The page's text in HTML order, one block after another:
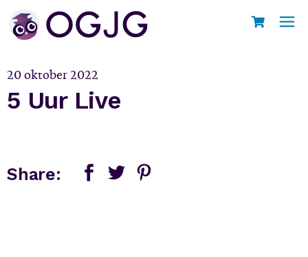
theHome 5 Uur Live
20 oktober 2022
5 Uur Live
Share: